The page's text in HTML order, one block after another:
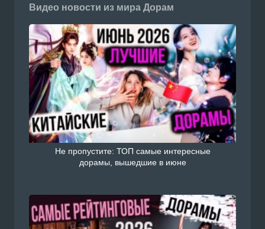
Видео новости из мира Дорам
Не пропустите: ТОП самые интересные
дорамы, вышедшие в июне